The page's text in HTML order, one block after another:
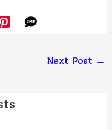
Next Post →